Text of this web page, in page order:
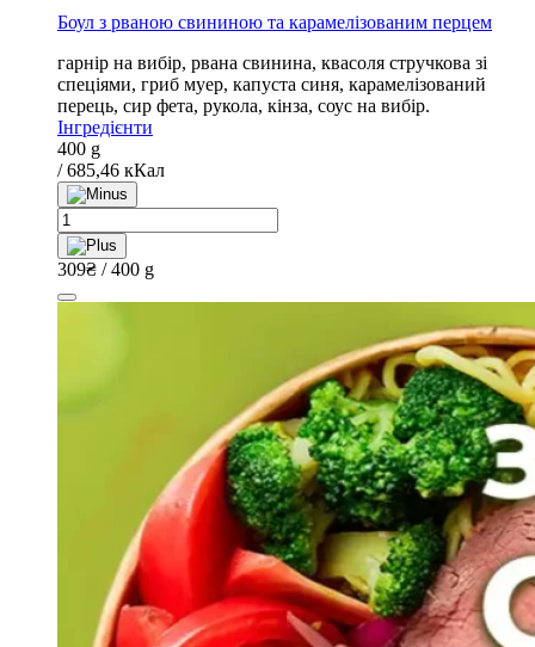
Боул з рваною свининою та карамелізованим перцем
гарнір на вибір, рвана свинина, квасоля стручкова зі
спеціями, гриб муер, капуста синя, карамелізований
перець, сир фета, рукола, кінза, соус на вибір.
Інгредієнти
400 g
/ 685,46 кКал
Боул
з
рваною
свининою
та
309₴ / 400 g